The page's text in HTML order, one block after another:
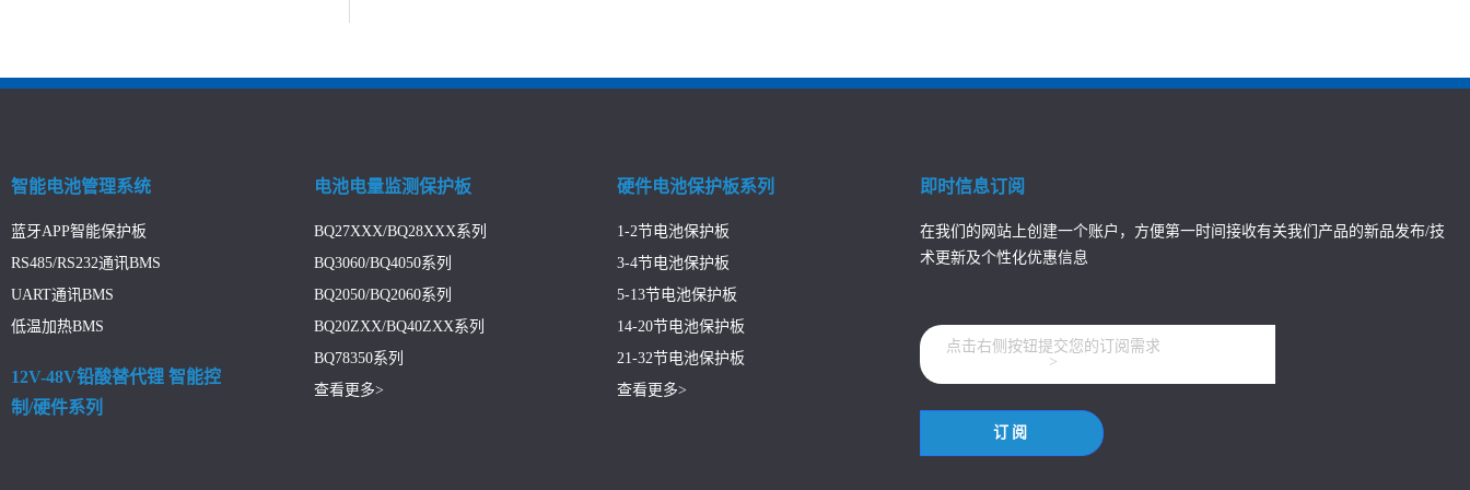
智能电池管理系统
蓝牙APP智能保护板
RS485/RS232通讯BMS
UART通讯BMS
低温加热BMS
12V-48V铅酸替代锂 智能控
制/硬件系列
电池电量监测保护板
BQ27XXX/BQ28XXX系列
BQ3060/BQ4050系列
BQ2050/BQ2060系列
BQ20ZXX/BQ40ZXX系列
BQ78350系列
查看更多>
硬件电池保护板系列
1-2节电池保护板
3-4节电池保护板
5-13节电池保护板
14-20节电池保护板
21-32节电池保护板
查看更多>
即时信息订阅
在我们的网站上创建一个账户，方便第一时间接收有关我们产品的新品发布/技
术更新及个性化优惠信息
点击右侧按钮提交您的订阅需求
>
订阅